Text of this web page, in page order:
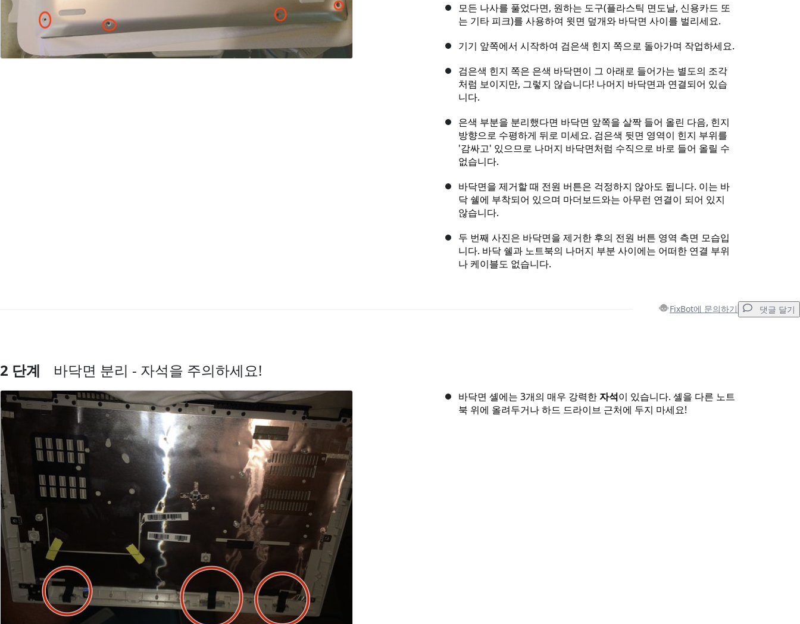
모든 나사를 풀었다면, 원하는 도구(플라스틱 면도날, 신용카드 또
는 기타 피크)를 사용하여 윗면 덮개와 바닥면 사이를 벌리세요.
기기 앞쪽에서 시작하여 검은색 힌지 쪽으로 돌아가며 작업하세요.
검은색 힌지 쪽은 은색 바닥면이 그 아래로 들어가는 별도의 조각
처럼 보이지만, 그렇지 않습니다! 나머지 바닥면과 연결되어 있습
니다.
은색 부분을 분리했다면 바닥면 앞쪽을 살짝 들어 올린 다음, 힌지
방향으로 수평하게 뒤로 미세요. 검은색 뒷면 영역이 힌지 부위를
'감싸고' 있으므로 나머지 바닥면처럼 수직으로 바로 들어 올릴 수
없습니다.
바닥면을 제거할 때 전원 버튼은 걱정하지 않아도 됩니다. 이는 바
닥 쉘에 부착되어 있으며 마더보드와는 아무런 연결이 되어 있지
않습니다.
두 번째 사진은 바닥면을 제거한 후의 전원 버튼 영역 측면 모습입
니다. 바닥 쉘과 노트북의 나머지 부분 사이에는 어떠한 연결 부위
나 케이블도 없습니다.
FixBot에 문의하기 댓글 달기
댓글 쓰기
2 단계 바닥면 분리 - 자석을 주의하세요!
바닥면 셸에는 3개의 매우 강력한자석이 있습니다. 셸을 다른 노트
북 위에 올려두거나 하드 드라이브 근처에 두지 마세요!